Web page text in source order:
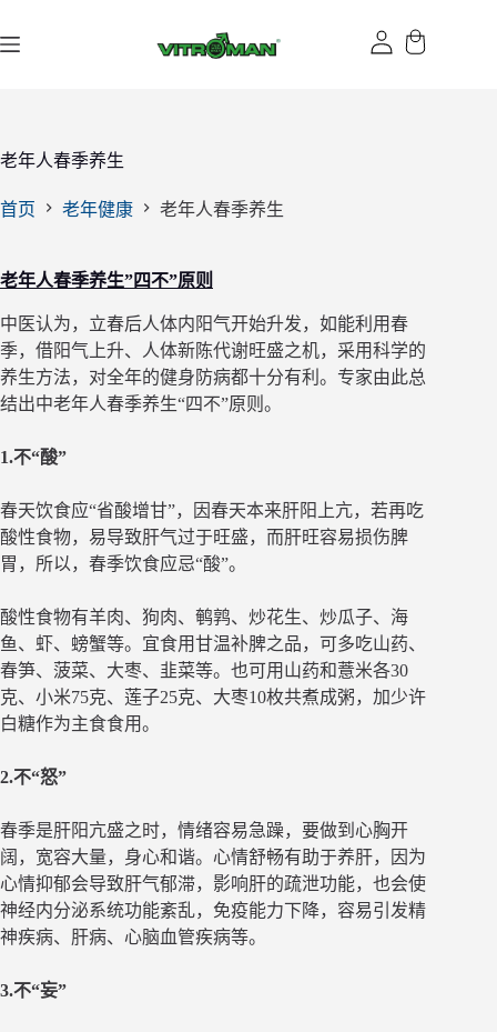
过
老年人春季养生
首页 老年健康 老年人春季养生
老年人春季养生”四不”原则
中医认为，立春后人体内阳气开始升发，如能利用春
季，借阳气上升、人体新陈代谢旺盛之机，采用科学的
养生方法，对全年的健身防病都十分有利。专家由此总
结出中老年人春季养生“四不”原则。
1.不“酸”
春天饮食应“省酸增甘”，因春天本来肝阳上亢，若再吃
酸性食物，易导致肝气过于旺盛，而肝旺容易损伤脾
胃，所以，春季饮食应忌“酸”。
酸性食物有羊肉、狗肉、鹌鹑、炒花生、炒瓜子、海
鱼、虾、螃蟹等。宜食用甘温补脾之品，可多吃山药、
春笋、菠菜、大枣、韭菜等。也可用山药和薏米各30
克、小米75克、莲子25克、大枣10枚共煮成粥，加少许
白糖作为主食食用。
2.不“怒”
春季是肝阳亢盛之时，情绪容易急躁，要做到心胸开
阔，宽容大量，身心和谐。心情舒畅有助于养肝，因为
心情抑郁会导致肝气郁滞，影响肝的疏泄功能，也会使
神经内分泌系统功能紊乱，免疫能力下降，容易引发精
神疾病、肝病、心脑血管疾病等。
3.不“妄”